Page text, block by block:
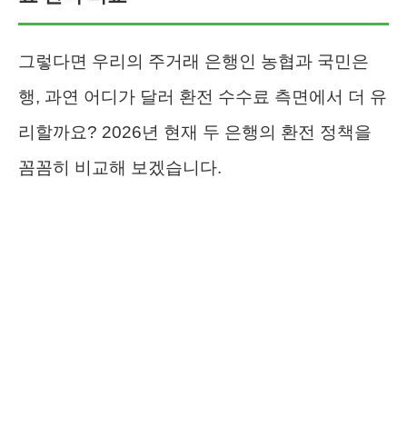
그렇다면 우리의 주거래 은행인 농협과 국민은
행, 과연 어디가 달러 환전 수수료 측면에서 더 유
리할까요? 2026년 현재 두 은행의 환전 정책을
꼼꼼히 비교해 보겠습니다.